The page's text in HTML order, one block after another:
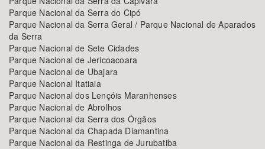
Parque Nacional da Serra do Cipó
Parque Nacional da Serra Geral / Parque Nacional de Aparados
da Serra
Parque Nacional de Sete Cidades
Parque Nacional de Jericoacoara
Parque Nacional de Ubajara
Parque Nacional Itatiaia
Parque Nacional dos Lençóis Maranhenses
Parque Nacional de Abrolhos
Parque Nacional da Serra dos Órgãos
Parque Nacional da Chapada Diamantina
Parque Nacional da Restinga de Jurubatiba